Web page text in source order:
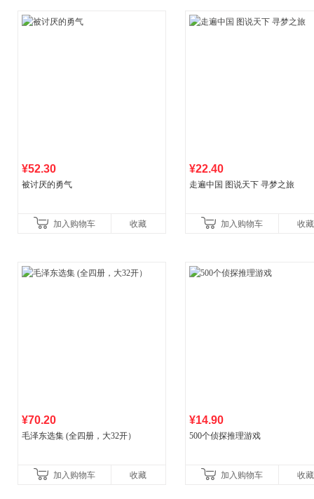
¥52.30
被讨厌的勇气
加入购物车 收藏
¥22.40
走遍中国 图说天下 寻梦之旅
加入购物车 收藏
¥70.20
毛泽东选集 (全四册，大32开）
加入购物车 收藏
¥14.90
500个侦探推理游戏
加入购物车 收藏